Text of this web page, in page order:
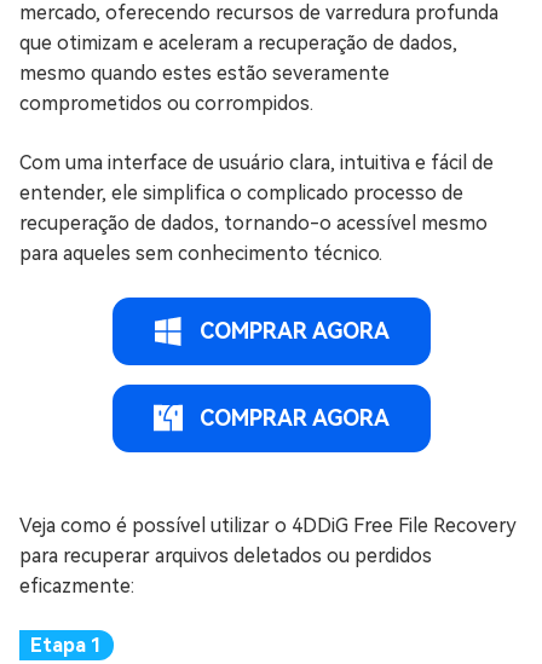
mercado, oferecendo recursos de varredura profunda
que otimizam e aceleram a recuperação de dados,
mesmo quando estes estão severamente
comprometidos ou corrompidos.
Com uma interface de usuário clara, intuitiva e fácil de
entender, ele simplifica o complicado processo de
recuperação de dados, tornando-o acessível mesmo
para aqueles sem conhecimento técnico.
COMPRAR AGORA
COMPRAR AGORA
Veja como é possível utilizar o 4DDiG Free File Recovery
para recuperar arquivos deletados ou perdidos
eficazmente: